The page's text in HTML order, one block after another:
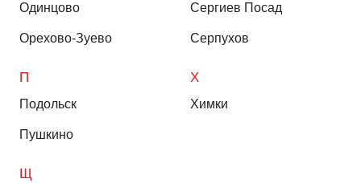
Одинцово
Орехово-Зуево
П
Подольск
Пушкино
Сергиев Посад
Серпухов
Х
Химки
Щ